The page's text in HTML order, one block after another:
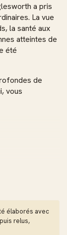
a pris
La vue
la santé aux
atteintes de
été
de
vous
l’apôtre de la
de
élaborés avec
relus,